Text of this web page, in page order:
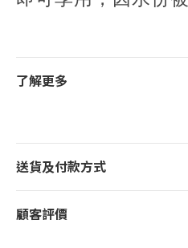
了解更多
送貨及付款方式
顧客評價